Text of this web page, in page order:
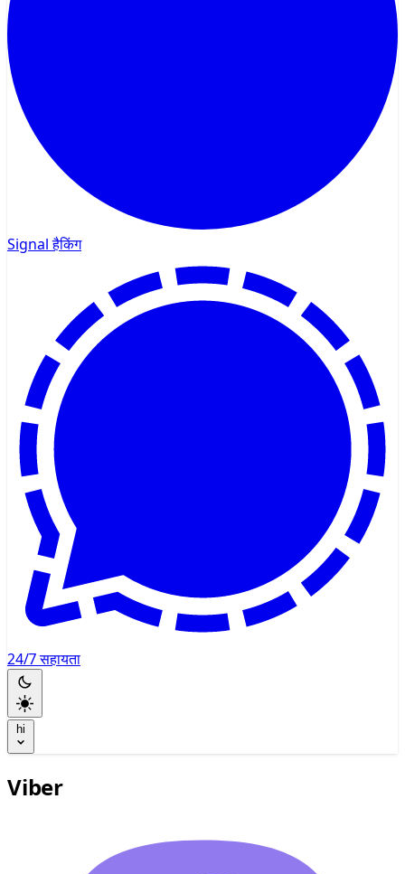
Signal हैकिंग
24/7 सहायता
hi
Viber